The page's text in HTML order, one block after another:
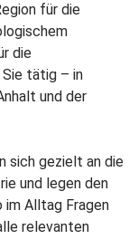
für die
die
tätig – in
und der
sich gezielt an die
und legen den
im Alltag Fragen
relevanten